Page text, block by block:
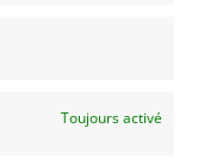
Toujours activé